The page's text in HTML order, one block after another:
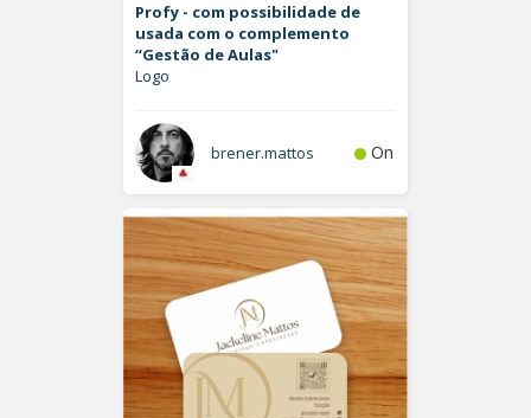
Profy - com possibilidade de
usada com o complemento
“Gestão de Aulas"
Logo
brener.mattos On